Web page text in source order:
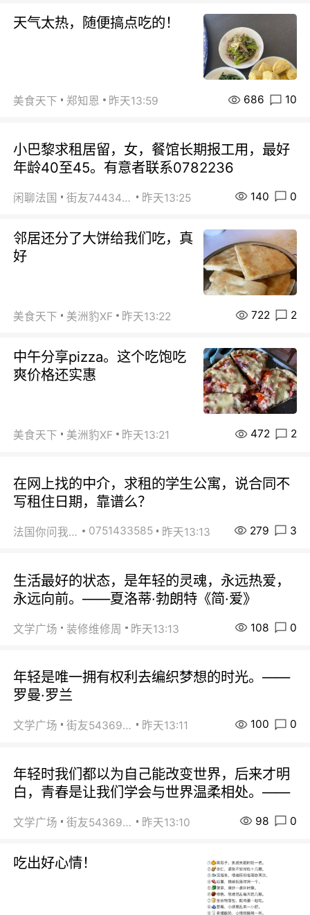
天气太热，随便搞点吃的！
美食天下 郑知恩 昨天13:59 686 10
小巴黎求租居留，女，餐馆长期报工用，最好
年龄40至45。有意者联系0782236
闲聊法国 街友74434350 昨天13:25 140 0
邻居还分了大饼给我们吃，真
好
美食天下 美洲豹XF 昨天13:22 722 2
中午分享pizza。这个吃饱吃
爽价格还实惠
美食天下 美洲豹XF 昨天13:21 472 2
在网上找的中介，求租的学生公寓，说合同不
写租住日期，靠谱么？
法国你问我答 0751433585 昨天13:13 279 3
生活最好的状态，是年轻的灵魂，永远热爱，
永远向前。——夏洛蒂·勃朗特《简·爱》
文学广场 装修维修周 昨天13:13 108 0
年轻是唯一拥有权利去编织梦想的时光。——
罗曼·罗兰
文学广场 街友54369822 昨天13:11 100 0
年轻时我们都以为自己能改变世界，后来才明
白，青春是让我们学会与世界温柔相处。——
文学广场 街友54369822 昨天13:10 98 0
吃出好心情！